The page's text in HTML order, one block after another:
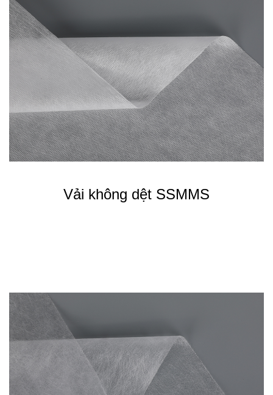
lọc.
Vải polyester không dệt
dụng và có thể được đặc trưng bởi cấu trúc dệt, độ nhám, độ dày
và mật độ của chúng. Chúng thường được sử dụng cho túi xách,
Vải polyester không dệt của chúng tôi có màu sắc tươi sáng, đảm
bảo độ bền màu tuyệt vời, độ ổn định kích thước, độ bền và độ
mềm mại. Chúng có thể được sử dụng để làm nhiều vật dụng
khác nhau như khăn trải bàn, vỏ gối hoặc bất kỳ loại vải đã qua
sử dụng nào khác.
không dệt hàng đầu Trung Quốc. Chúng tôi đã sản xuất vải không
Vải không dệt SSMMS